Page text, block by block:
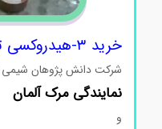
خرید۳-هیدروکسی تیروزول کد91404
شرکت دانش پژوهان شیمی که
نمایندگیمرکآلمان